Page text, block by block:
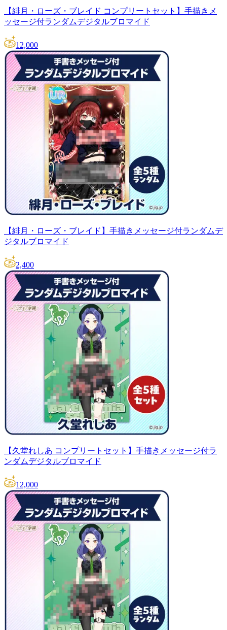
【緋月・ローズ・ブレイド コンプリートセット】手描きメ
ッセージ付ランダムデジタルブロマイド
12,000
【緋月・ローズ・ブレイド】手描きメッセージ付ランダムデ
ジタルブロマイド
2,400
【久堂れしあ コンプリートセット】手描きメッセージ付ラ
ンダムデジタルブロマイド
12,000